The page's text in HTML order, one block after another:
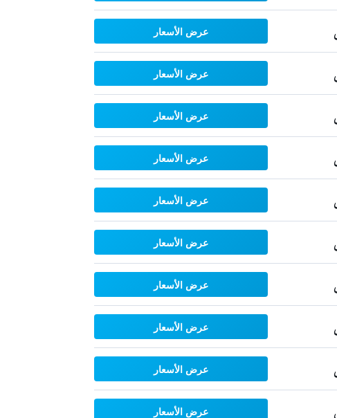
عرض الأسعار
عرض الأسعار
عرض الأسعار
عرض الأسعار
عرض الأسعار
عرض الأسعار
عرض الأسعار
عرض الأسعار
عرض الأسعار
عرض الأسعار